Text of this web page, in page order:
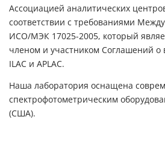
Ассоциацией аналитических
соответствии с требованиями
ИСО/МЭК 17025-2005, который
членом и участником Соглашений
ILAC и APLAC.
Наша лаборатория оснащена
спектрофотометрическим
(США).